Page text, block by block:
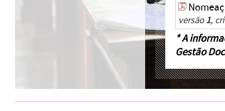
versão1,
* A
Gestão